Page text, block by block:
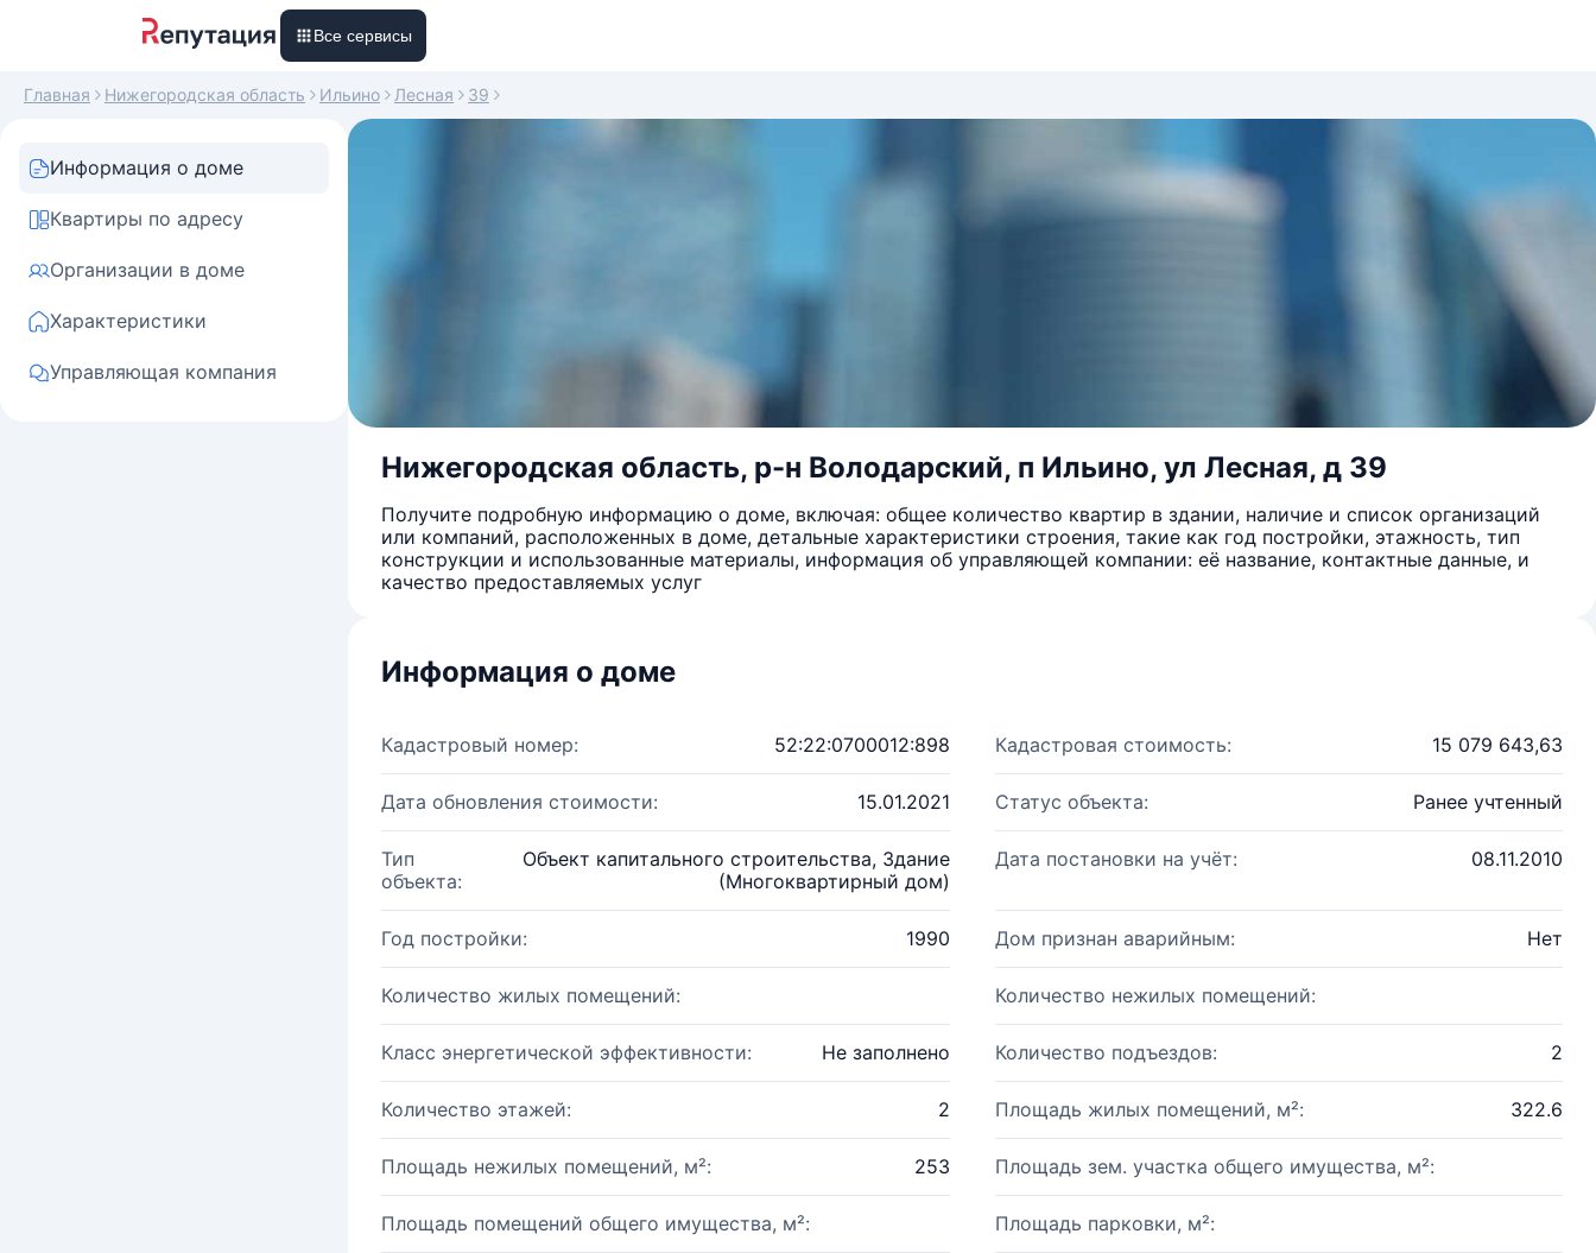
Все сервисы
Главная Нижегородская область Ильино Лесная 39
Информация о доме
Квартиры по адресу
Организации в доме
Характеристики
Управляющая компания
Нижегородская область, р-н Володарский, п Ильино, ул Лесная, д 39
Получите подробную информацию о доме, включая: общее количество квартир в здании, наличие и список организаций
или компаний, расположенных в доме, детальные характеристики строения, такие как год постройки, этажность, тип
конструкции и использованные материалы, информация об управляющей компании: её название, контактные данные, и
качество предоставляемых услуг
Информация о доме
Кадастровый номер: 52:22:0700012:898 Кадастровая стоимость: 15 079 643,63
Дата обновления стоимости: 15.01.2021 Статус объекта: Ранее учтенный
Тип
объекта:
Объект капитального строительства, Здание
(Многоквартирный дом)
Дата постановки на учёт: 08.11.2010
Год постройки: 1990 Дом признан аварийным: Нет
Количество жилых помещений: Количество нежилых помещений:
Класс энергетической эффективности: Не заполнено Количество подъездов: 2
Количество этажей: 2 Площадь жилых помещений, м²: 322.6
Площадь нежилых помещений, м²: 253 Площадь зем. участка общего имущества, м²:
Площадь помещений общего имущества, м²: Площадь парковки, м²: